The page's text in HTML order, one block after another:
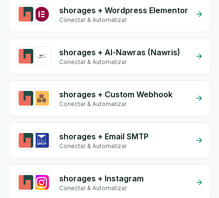
shorages + Wordpress Elementor
Conectar & Automatizar
shorages + Al-Nawras (Nawris)
Conectar & Automatizar
shorages + Custom Webhook
Conectar & Automatizar
shorages + Email SMTP
Conectar & Automatizar
shorages + Instagram
Conectar & Automatizar